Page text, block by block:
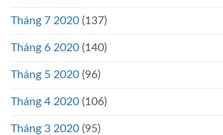
Tháng 7 2020 (137)
Tháng 6 2020 (140)
Tháng 5 2020 (96)
Tháng 4 2020 (106)
Tháng 3 2020 (95)